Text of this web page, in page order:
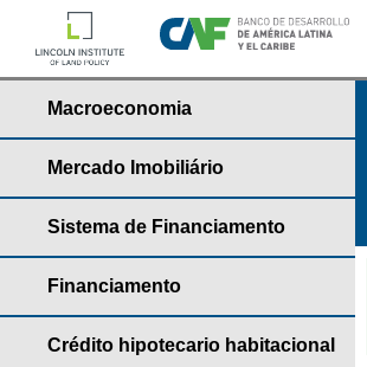
Macroeconomia
Mercado Imobiliário
Sistema de Financiamento
Financiamento
Crédito hipotecario habitacional